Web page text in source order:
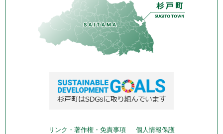
リンク・著作権・免責事項 個人情報保護